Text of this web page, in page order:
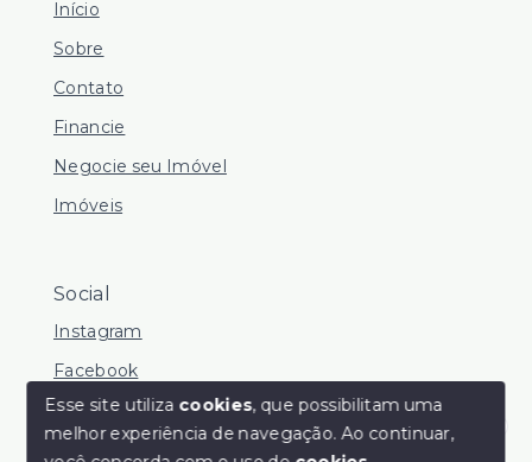
Olá! Estamos disponíveis para te ajudar.
Início
Sobre
Contato
Financie
Negocie seu Imóvel
Imóveis
Social
Instagram
Facebook
Esse site utiliza cookies, que possibilitam uma
melhor experiência de navegação.Ao continuar,